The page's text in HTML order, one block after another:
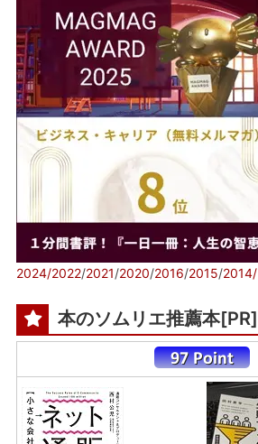
2024/2022/2021/2020/2016/2015/2014/
本のソムリエ推薦本[PR]